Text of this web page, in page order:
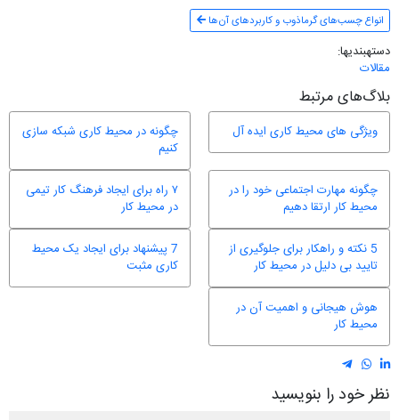
انواع چسب‌های گرماذوب و کاربردهای آن‌ها
دسته‎بندی‎ها:
مقالات
بلاگ‌های مرتبط
ویژگی های محیط کاری ایده آل
چگونه در محیط کاری شبکه سازی
کنیم
چگونه مهارت اجتماعی خود را در
محیط کار ارتقا دهیم
۷ راه برای ایجاد فرهنگ کار تیمی
در محیط کار
5 نکته و راهکار برای جلوگیری از
تایید بی دلیل در محیط کار
7 پیشنهاد برای ایجاد یک محیط
کاری مثبت
هوش هیجانی و اهمیت آن در
محیط کار
نظر خود را بنویسید